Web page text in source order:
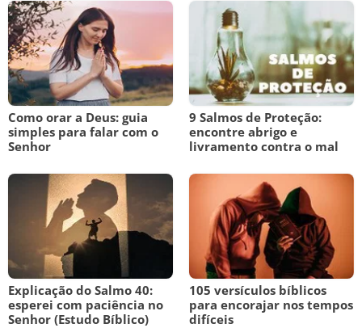
Como orar a Deus: guia
simples para falar com o
Senhor
9 Salmos de Proteção:
encontre abrigo e
livramento contra o mal
Explicação do Salmo 40:
esperei com paciência no
Senhor (Estudo Bíblico)
105 versículos bíblicos
para encorajar nos tempos
difíceis